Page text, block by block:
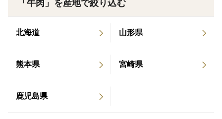
● 名入れの要否：名入れをご希望の際は、必ずお名前を
入ください。ご指定がない場合は通常の化粧箱にてお届
● 賞味期限：お届け日から冷凍保存で約1ヶ月
むクイズ ミラクル９】３時間SPに登場 2025年4月
ジテレビ【ぽかぽか】に登場
「牛肉」を産地で絞り込む
北海道 山形県
熊本県 宮崎県
鹿児島県